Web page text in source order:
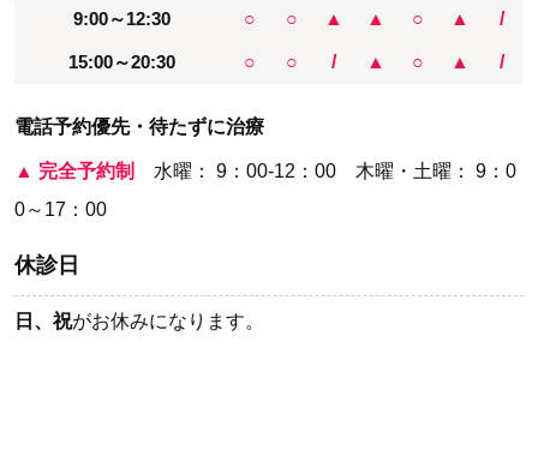
9:00～12:30 ○ ○ ▲ ▲ ○ ▲ /
15:00～20:30 ○ ○ / ▲ ○ ▲ /
電話予約優先・待たずに治療
▲ 完全予約制 水曜： 9：00-12：00 木曜・土曜： 9：0
0～17：00
休診日
日、祝がお休みになります。